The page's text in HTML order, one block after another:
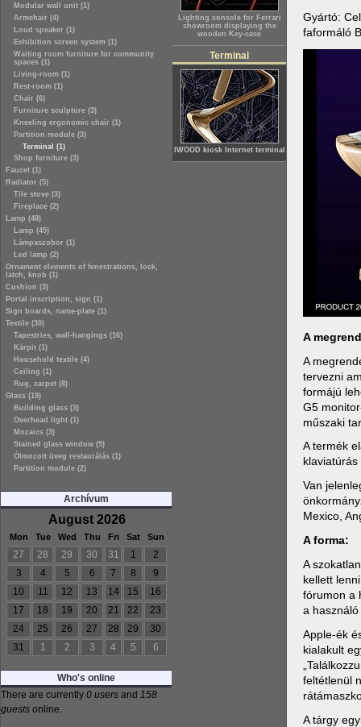
Modular wall unit (1)
Armchair (4)
Loud speaker (1)
Exhibition screen system (1)
Waiting room furniture for community
spaces (1)
Living-room (1)
Rest-room (1)
Chair (6)
Furniture sculpture (3)
Kneeling ergonomic chair (1)
Partition module (3)
Terminal (1)
Shop furniture (3)
Faucet (1)
Radiator (5)
Tile stove (3)
Fireplace (2)
Lamp (48)
Lamp (45)
Lámpaszobor (1)
Led lamp (2)
Ornament elements of fenestrations, lock,
latch, knob (1)
Cushion (3)
Portal inscription, sign (1)
Sign boards, name-plate (1)
Textile (30)
Tapestries, wall-hangings (16)
Kárpit (1)
Household textile (4)
Ceiling (1)
Rug, carpet (8)
Glass (19)
Building glass (3)
Overhead light (1)
Mozaics (3)
Stained glass window (9)
Ólmozott üveg restaurálás (1)
Partition module (2)
Archívum
August 2026
Mon Tue Wed Thu Fri Sat Sun
27 28 29 30 31 1
2
3
4 5 6 7 8
9
10
11 12 13 14 15
16
17
18 19 20 21 22
23
24
25 26 27 28 29
30
31
1 2 3 4 5 6
Who's online
There are currently 0 users and 158
guests online.
Lighting console for Ferrari
showroom displaying the
wooden Key-case
Terminal
IWOOD kiosk Internet terminal
Gyártó:
faformáló
A
A
tervezni
formájú
G5
műszaki
A termék
Van
Mexico,
A forma:
A
kellett
fórumon a
a
Apple-ék
kialakult
feltétlenül
A tárgy